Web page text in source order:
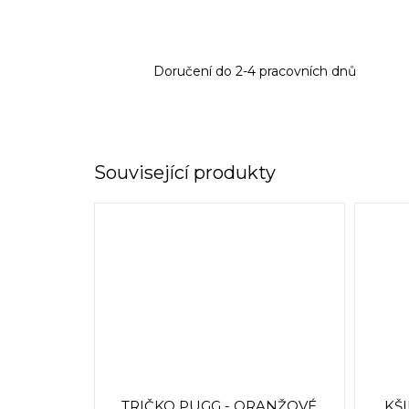
Doručení do 2-4 pracovních dnů
Související produkty